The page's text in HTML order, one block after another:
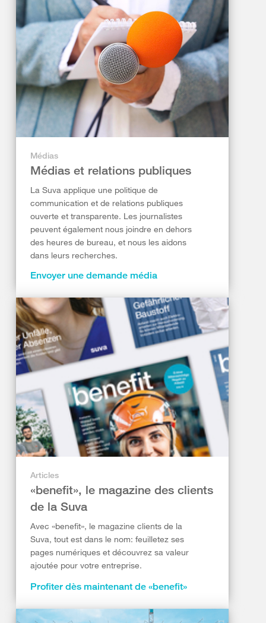
Médias
Médias et relations publiques
La Suva applique une politique de
communication et de relations publiques
ouverte et transparente. Les journalistes
peuvent également nous joindre en dehors
des heures de bureau, et nous les aidons
dans leurs recherches.
Envoyer une demande média
Articles
«benefit», le magazine des clients
de la Suva
Avec «benefit», le magazine clients de la
Suva, tout est dans le nom: feuilletez ses
pages numériques et découvrez sa valeur
ajoutée pour votre entreprise.
Profiter dès maintenant de «benefit»